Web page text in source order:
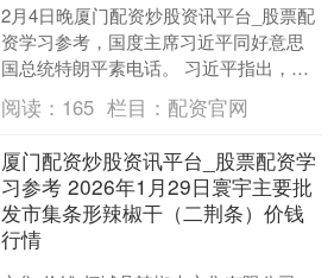
2月4日晚厦门配资炒股资讯平台_股票配
资学习参考，国度主席习近平同好意思
国总统特朗平素电话。 习近平指出，夙
昔一年，咱们保握着高超相易，在釜山
顺利会晤，为中好意....
阅读： 165 栏目： 配资官网
厦门配资炒股资讯平台_股票配资学
习参考 2026年1月29日寰宇主要批
发市集条形辣椒干（二荆条）价钱
行情